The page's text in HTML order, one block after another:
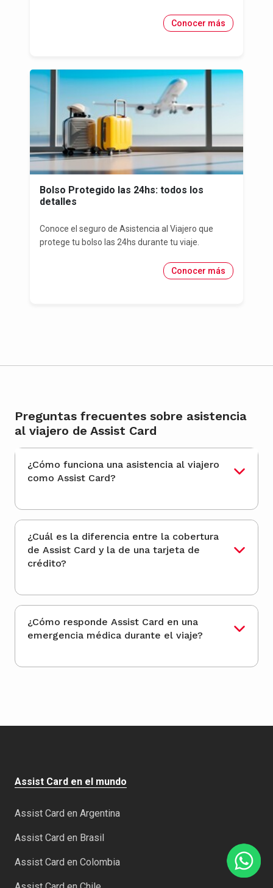
Conocer más
Bolso Protegido las 24hs: todos los
detalles
Conoce el seguro de Asistencia al Viajero que
protege tu bolso las 24hs durante tu viaje.
Conocer más
Preguntas frecuentes sobre asistencia
al viajero de Assist Card
¿Cómo funciona una asistencia al viajero
como Assist Card?
¿Cuál es la diferencia entre la cobertura
de Assist Card y la de una tarjeta de
crédito?
¿Cómo responde Assist Card en una
emergencia médica durante el viaje?
Assist Card en el mundo
Assist Card en Argentina
Assist Card en Brasil
Assist Card en Colombia